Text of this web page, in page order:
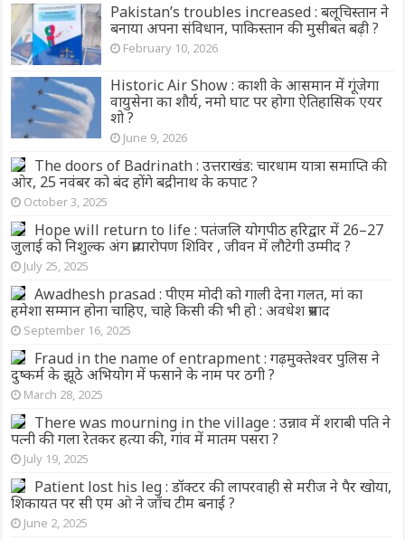
Pakistan’s troubles increased : बलूचिस्तान ने
बनाया अपना संविधान, पाकिस्तान की मुसीबत बढ़ी ?
February 10, 2026
Historic Air Show : काशी के आसमान में गूंजेगा
वायुसेना का शौर्य, नमो घाट पर होगा ऐतिहासिक एयर
शो ?
June 9, 2026
The doors of Badrinath : उत्तराखंड: चारधाम यात्रा समाप्ति की
ओर, 25 नवंबर को बंद होंगे बद्रीनाथ के कपाट ?
October 3, 2025
Hope will return to life : पतंजलि योगपीठ हरिद्वार में 26–27
जुलाई को निशुल्क अंग प्रत्यारोपण शिविर , जीवन में लौटेगी उम्मीद ?
July 25, 2025
Awadhesh prasad : पीएम मोदी को गाली देना गलत, मां का
हमेशा सम्मान होना चाहिए, चाहे किसी की भी हो : अवधेश प्रसाद
September 16, 2025
Fraud in the name of entrapment : गढ़मुक्तेश्वर पुलिस ने
दुष्कर्म के झूठे अभियोग में फसाने के नाम पर ठगी ?
March 28, 2025
There was mourning in the village : उन्नाव में शराबी पति ने
पत्नी की गला रेतकर हत्या की, गांव में मातम पसरा ?
July 19, 2025
Patient lost his leg : डॉक्टर की लापरवाही से मरीज ने पैर खोया,
शिकायत पर सी एम ओ ने जाँच टीम बनाई ?
June 2, 2025